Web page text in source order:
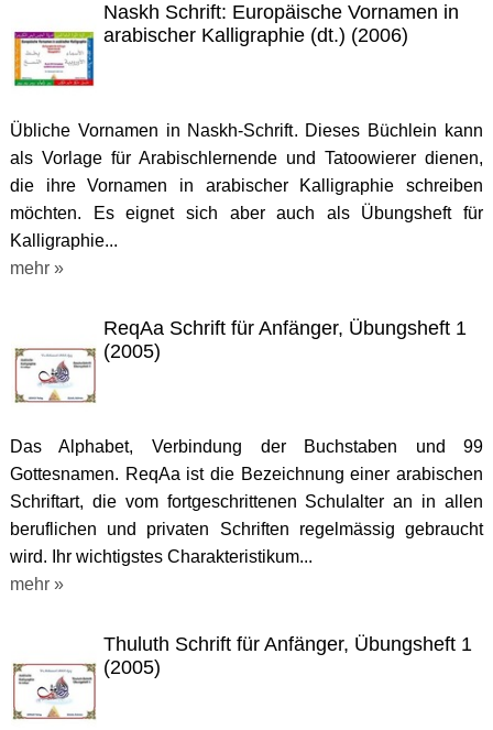
Naskh Schrift: Europäische Vornamen in
arabischer Kalligraphie (dt.) (2006)
Übliche Vornamen in Naskh-Schrift. Dieses Büchlein kann
als Vorlage für Arabischlernende und Tatoowierer dienen,
die ihre Vornamen in arabischer Kalligraphie schreiben
möchten. Es eignet sich aber auch als Übungsheft für
Kalligraphie...
mehr »
ReqAa Schrift für Anfänger, Übungsheft 1
(2005)
Das Alphabet, Verbindung der Buchstaben und 99
Gottesnamen. ReqAa ist die Bezeichnung einer arabischen
Schriftart, die vom fortgeschrittenen Schulalter an in allen
beruflichen und privaten Schriften regelmässig gebraucht
wird. Ihr wichtigstes Charakteristikum...
mehr »
Thuluth Schrift für Anfänger, Übungsheft 1
(2005)